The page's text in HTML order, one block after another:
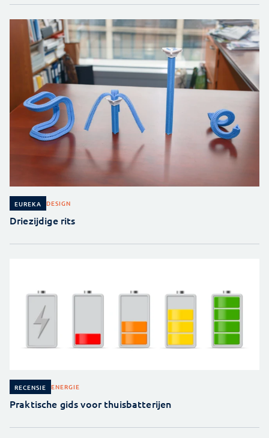
EUREKA DESIGN
Driezijdige rits
RECENSIE ENERGIE
Praktische gids voor thuisbatterijen